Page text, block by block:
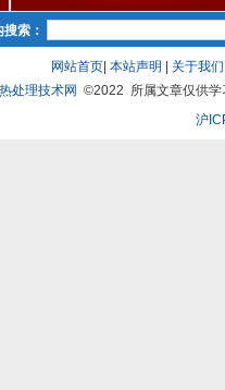
搜索：
网站首页| 本站声明 关于我们
处理技术网 ©2022 所属文章仅供学
沪